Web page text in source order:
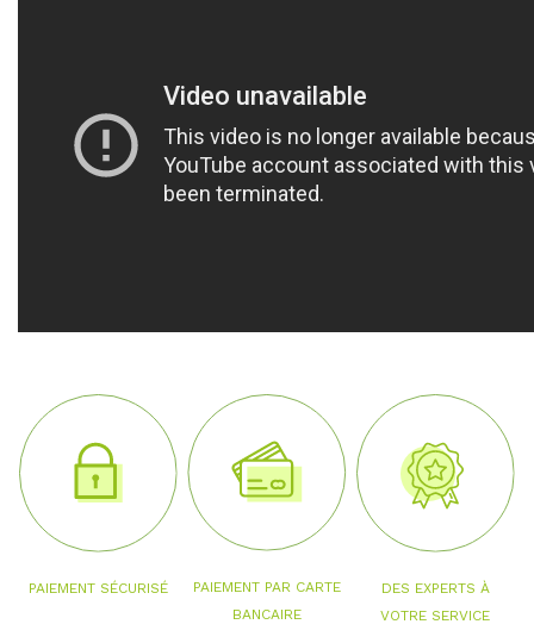
PAIEMENT SÉCURISÉ
PAIEMENT PAR CARTE
BANCAIRE
DES EXPERTS À
VOTRE SERVICE